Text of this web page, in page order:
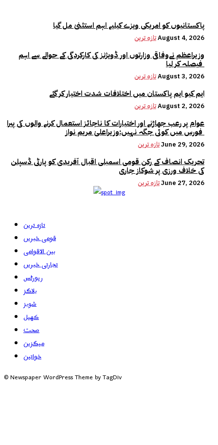
پاکستانیوں کو امریکی ویزے کیلیے اہم استثنیٰ مل گیا
تازہ ترینAugust 4, 2026
وزیراعظم نےوفاقی وزارتوں اور ڈویژنز کی کارکردگی کے حوالے سے اہم
تازہ ترینAugust 3, 2026
ایم کیو ایم پاکستان میں اختلافات شدت اختیار کر گئے
تازہ ترینAugust 2, 2026
عوام پر رعب جھاڑنے اور اختیارات کا ناجائز استعمال کرنے والوں کی پیرا
تازہ ترینJune 29, 2026
تحریک انصاف کے رکن قومی اسمبلی اقبال آفریدی کو پارٹی ڈسپلن
کی خلاف ورزی پر شوکاز جاری
تازہ ترینJune 27, 2026
تازہ ترین
قومی خبریں
بین الاقوامی
تجارتی خبریں
رپورٹس
بلاگز
شوبز
کھیل
صحت
میگزین
خواتین
© Newspaper WordPress Theme by TagDiv